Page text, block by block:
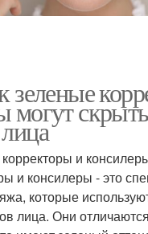
зеленые
могут
и
и консилеры - это
которые
лица. Они